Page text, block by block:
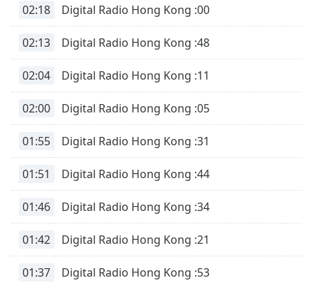
02:18 Digital Radio Hong Kong :00
02:13 Digital Radio Hong Kong :48
02:04 Digital Radio Hong Kong :11
02:00 Digital Radio Hong Kong :05
01:55 Digital Radio Hong Kong :31
01:51 Digital Radio Hong Kong :44
01:46 Digital Radio Hong Kong :34
01:42 Digital Radio Hong Kong :21
01:37 Digital Radio Hong Kong :53